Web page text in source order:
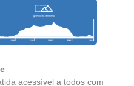
acessível a todos com